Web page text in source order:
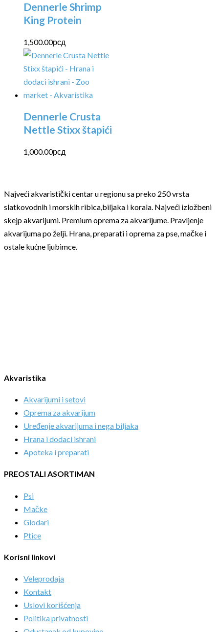
Dennerle Shrimp
King Protein
1,500.00рсд
Dennerle Crusta
Nettle Stixx štapići
1,000.00рсд
Najveći akvaristički centar u regionu sa preko 250 vrsta
slatkovodnih i morskih ribica,biljaka i korala. Najveći izložbeni
skejp akvarijumi. Premium oprema za akvarijume. Pravljenje
akvarijuma po želji. Hrana, preparati i oprema za pse, mačke i
ostale kućne ljubimce.
Akvaristika
Akvarijumi i setovi
Oprema za akvarijum
Uređenje akvarijuma i nega biljaka
Hrana i dodaci ishrani
Apoteka i preparati
PREOSTALI ASORTIMAN
Psi
Mačke
Glodari
Ptice
Korisni linkovi
Veleprodaja
Kontakt
Uslovi korišćenja
Politika privatnosti